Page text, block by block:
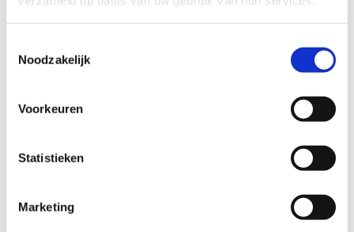
Noodzakelijk
Voorkeuren
Statistieken
Marketing
Kraamzorg het Groene Kruis